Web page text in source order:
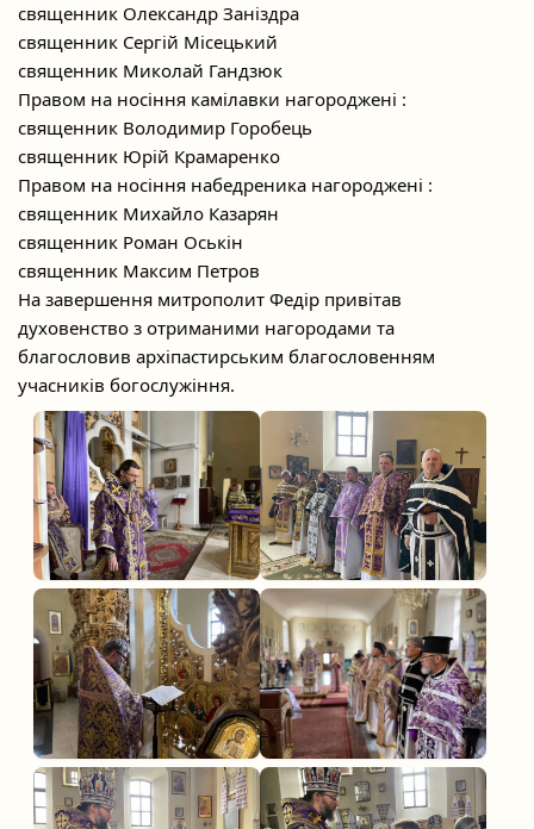
священник Олександр Заніздра
священник Сергій Місецький
священник Миколай Гандзюк
Правом на носіння камілавки нагороджені :
священник Володимир Горобець
священник Юрій Крамаренко
Правом на носіння набедреника нагороджені :
священник Михайло Казарян
священник Роман Оськін
священник Максим Петров
На завершення митрополит Федір привітав
духовенство з отриманими нагородами та
благословив архіпастирським благословенням
учасників богослужіння.